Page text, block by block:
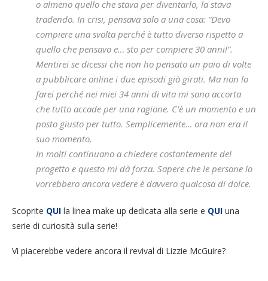
o almeno quello che stava per diventarlo, la stava
tradendo. In crisi, pensava solo a una cosa: “Devo
compiere una svolta perché è tutto diverso rispetto a
quello che pensavo e… sto per compiere 30 anni!”.
Mentirei se dicessi che non ho pensato un paio di volte
a pubblicare online i due episodi già girati. Ma non lo
farei perché nei miei 34 anni di vita mi sono accorta
che tutto accade per una ragione. C’è un momento e un
posto giusto per tutto. Semplicemente… ora non era il
suo momento.
In molti continuano a chiedere costantemente del
progetto e questo mi dà forza. Sapere che le persone lo
vorrebbero ancora vedere è davvero qualcosa di dolce.
Scoprite QUI la linea make up dedicata alla serie e QUI una
serie di curiosità sulla serie!
Vi piacerebbe vedere ancora il revival di Lizzie McGuire?